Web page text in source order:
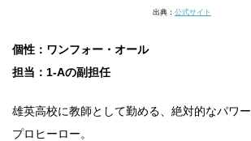
出典： 公式サイト
個性：ワンフォー・オール
担当：1-Aの副担任
雄英高校に教師として勤める、絶対的なパワ
プロヒーロー。